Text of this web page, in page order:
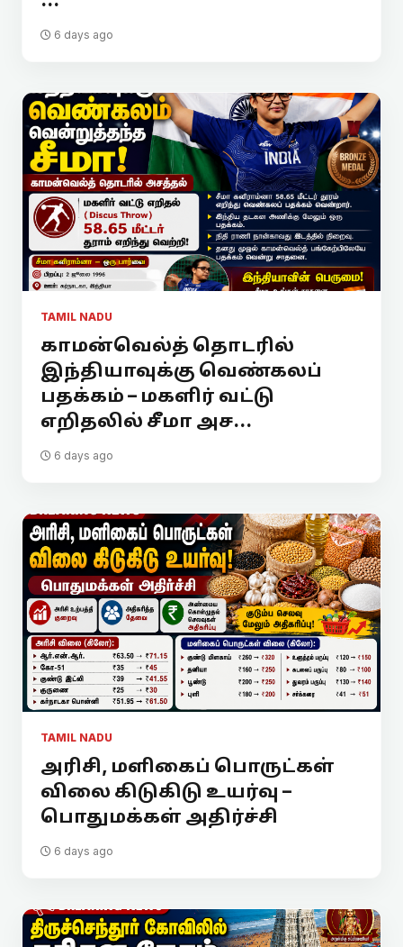
6 days ago
TAMIL NADU
காமன்வெல்த் தொடரில்
இந்தியாவுக்கு வெண்கலப்
பதக்கம் – மகளிர் வட்டு
எறிதலில் சீமா அச...
6 days ago
TAMIL NADU
அரிசி, மளிகைப் பொருட்கள்
விலை கிடுகிடு உயர்வு –
பொதுமக்கள் அதிர்ச்சி
6 days ago